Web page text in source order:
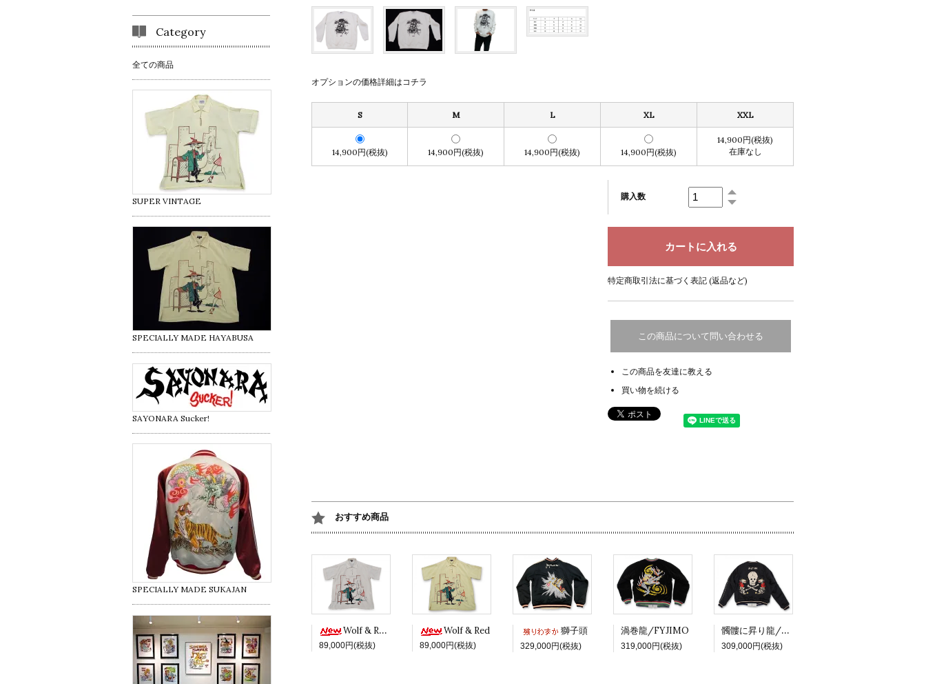
オプションの価格詳細はコチラ
S M L XL XXL
14,900円(税抜) 14,900円(税抜) 14,900円(税抜) 14,900円(税抜)
14,900円(税抜)
在庫なし
購入数
特定商取引法に基づく表記 (返品など)
この商品について問い合わせる
この商品を友達に教える
買い物を続ける
おすすめ商品
Wolf & Red -White ver.-
89,000円(税抜)
Wolf & Red
89,000円(税抜)
獅子頭
329,000円(税抜)
渦巻龍/FYJIMO
319,000円(税抜)
髑髏に昇り龍/Kathy
309,000円(税抜)
Category
全ての商品
SUPER VINTAGE
SPECIALLY MADE HAYABUSA
SAYONARA Sucker!
SPECIALLY MADE SUKAJAN